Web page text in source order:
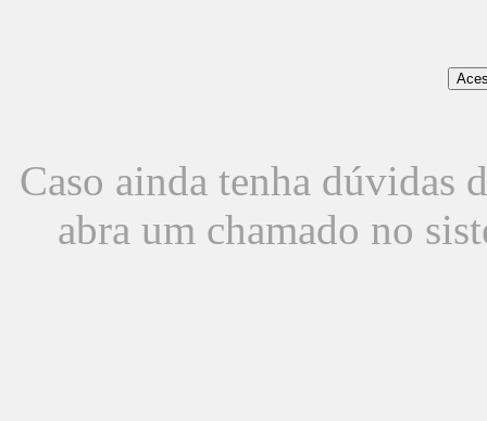
Caso ainda tenha dúvidas
abra um chamado no